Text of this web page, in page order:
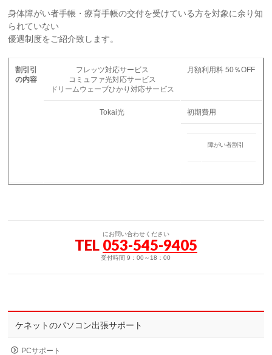
身体障がい者手帳・療育手帳の交付を受けている方を対象に余り知
られていない
優遇制度をご紹介致します。
割引引
の内容
フレッツ対応サービス
コミュファ光対応サービス
ドリームウェーブひかり対応サービス
月額利用料 50％OFF
Tokai光 初期費用
障がい者割引
にお問い合わせください
TEL 053-545-9405
受付時間 9：00～18：00
ケネットのパソコン出張サポート
PCサポート